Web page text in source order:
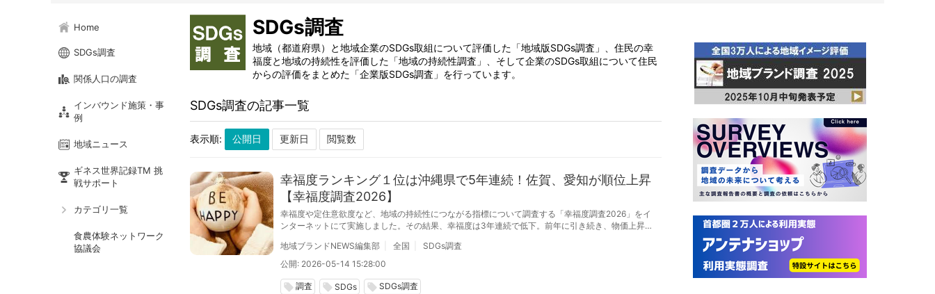
Home
SDGs調査
関係人口の調査
インバウンド施策・事
例
地域ニュース
ギネス世界記録TM 挑
戦サポート
カテゴリ一覧
食農体験ネットワーク
協議会
SDGs調査
地域（都道府県）と地域企業のSDGs取組について評価した「地域版SDGs調査」、住民の幸
福度と地域の持続性を評価した「地域の持続性調査」、そして企業のSDGs取組について住民
からの評価をまとめた「企業版SDGs調査」を行っています。
SDGs調査の記事一覧
表示順:
幸福度ランキング１位は沖縄県で5年連続！佐賀、愛知が順位上昇
【幸福度調査2026】
幸福度や定住意欲度など、地域の持続性につながる指標について調査する「幸福度調査2026」をイ
ンターネットにて実施しました。その結果、幸福度は3年連続で低下。前年に引き続き、物価上昇の
地域ブランドNEWS編集部
全国
SDGs調査
公開: 2026-05-14 15:28:00
local_offer 調査 local_offer SDGs local_offer SDGs調査